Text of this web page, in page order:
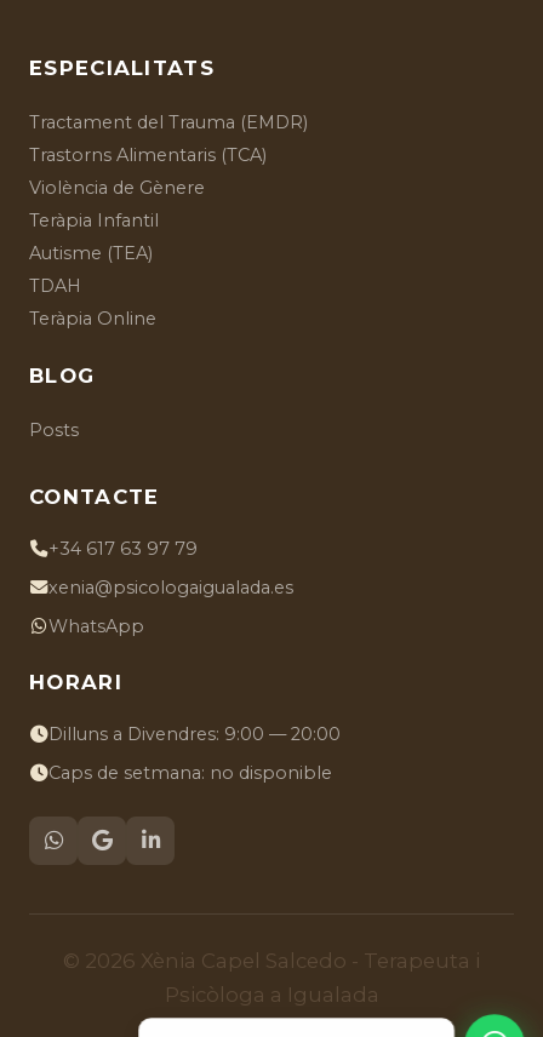
ESPECIALITATS
Tractament del Trauma (EMDR)
Trastorns Alimentaris (TCA)
Violència de Gènere
Teràpia Infantil
Autisme (TEA)
TDAH
Teràpia Online
BLOG
Posts
CONTACTE
+34 617 63 97 79
xenia@psicologaigualada.es
WhatsApp
HORARI
Dilluns a Divendres: 9:00 — 20:00
Caps de setmana: no disponible
© 2026 Xènia Capel Salcedo - Terapeuta i
Psicòloga a Igualada